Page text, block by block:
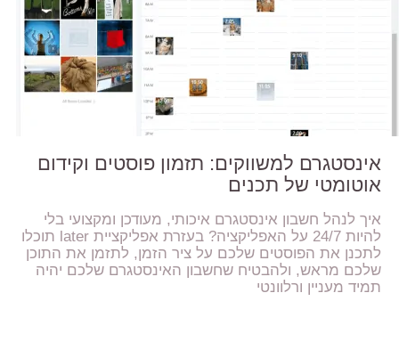
אינסטגרם למשווקים: תזמון פוסטים וקידום
אוטומטי של תכנים
איך לנהל חשבון אינסטגרם איכותי, מעודכן ומקצועי בלי
להיות 24/7 על האפליקציה? בעזרת אפליקציית later תוכלו
לתכנן את הפוסטים שלכם על ציר הזמן, לתזמן את התוכן
שלכם מראש, ולהבטיח שחשבון האינסטגרם שלכם יהיה
תמיד מעניין ורלוונטי